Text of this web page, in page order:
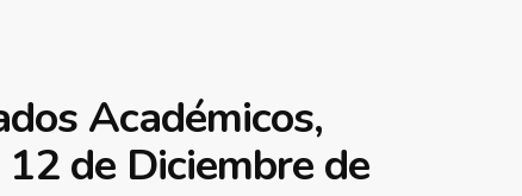
Académicos,
de Diciembre de